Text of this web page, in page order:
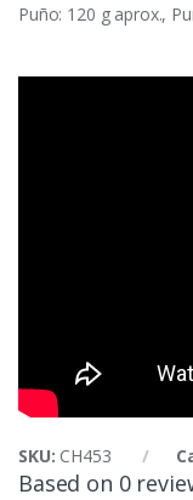
Puño: 120 g aprox.,
SKU: CH453
Based on 0